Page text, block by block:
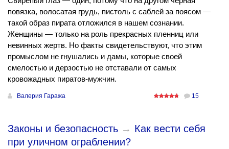
повязка, волосатая грудь, пистоль с саблей за поясом —
такой образ пирата отложился в нашем сознании.
Женщины — только на роль прекрасных пленниц или
невинных жертв. Но факты свидетельствуют, что этим
промыслом не гнушались и дамы, которые своей
смелостью и дерзостью не отставали от самых
кровожадных пиратов-мужчин.
Валерия Гаража 15
Законы и безопасность → Как вести себя
при уличном ограблении?